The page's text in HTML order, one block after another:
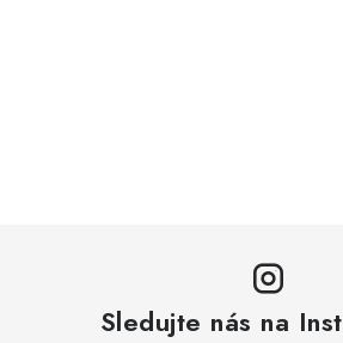
Sledujte nás na